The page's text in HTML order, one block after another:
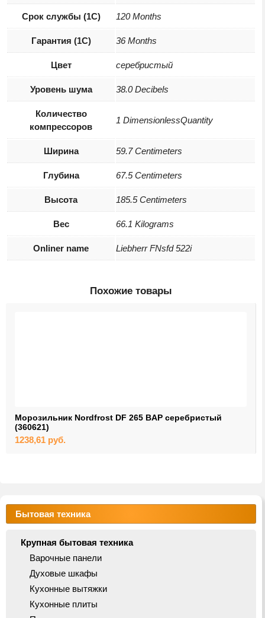
Срок службы (1С) 120 Months
Гарантия (1С) 36 Months
Цвет серебристый
Уровень шума 38.0 Decibels
Количество
компрессоров
1 DimensionlessQuantity
Ширина 59.7 Centimeters
Глубина 67.5 Centimeters
Высота 185.5 Centimeters
Вес 66.1 Kilograms
Onliner name Liebherr FNsfd 522i
Похожие товары
Морозильник Nordfrost DF 265 BAP серебристый
(360621)
1238,61 руб.
Бытовая техника
Крупная бытовая техника
Варочные панели
Духовые шкафы
Кухонные вытяжки
Кухонные плиты